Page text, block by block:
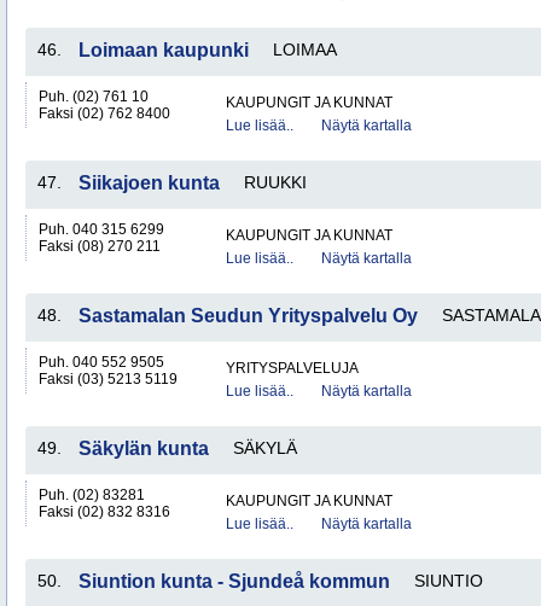
46. Loimaan kaupunki LOIMAA
Puh. (02) 761 10
Faksi (02) 762 8400
KAUPUNGIT JA KUNNAT
Lue lisää..
Näytä kartalla
47. Siikajoen kunta RUUKKI
Puh. 040 315 6299
Faksi (08) 270 211
KAUPUNGIT JA KUNNAT
Lue lisää..
Näytä kartalla
48. Sastamalan Seudun Yrityspalvelu Oy SASTAMALA
Puh. 040 552 9505
Faksi (03) 5213 5119
YRITYSPALVELUJA
Lue lisää..
Näytä kartalla
49. Säkylän kunta SÄKYLÄ
Puh. (02) 83281
Faksi (02) 832 8316
KAUPUNGIT JA KUNNAT
Lue lisää..
Näytä kartalla
50. Siuntion kunta - Sjundeå kommun SIUNTIO